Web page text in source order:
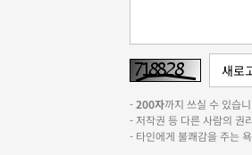
-200자까지 쓰실 수 있습
- 저작권 등 다른 사람의 권
- 타인에게 불쾌감을 주는